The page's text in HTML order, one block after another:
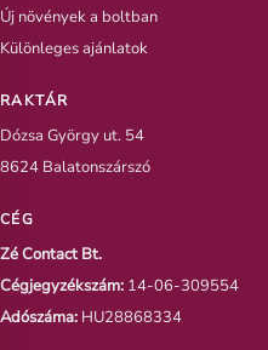
Új növények a boltban
Különleges ajánlatok
RAKTÁR
Dózsa György ut. 54
8624 Balatonszárszó
CÉG
Zé Contact Bt.
Cégjegyzékszám: 14-06-309554
Adószáma: HU28868334